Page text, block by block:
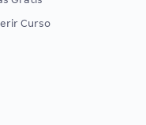
Curso